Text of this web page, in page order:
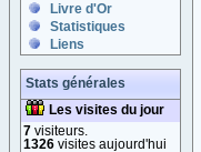
Livre d'Or
Statistiques
Liens
Stats générales
Les visites du jour
7 visiteurs.
1326 visites aujourd'hui